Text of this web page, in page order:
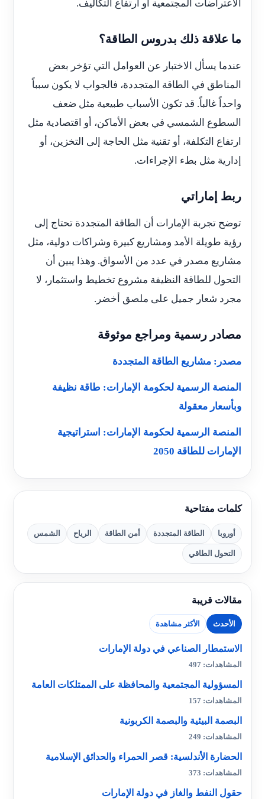
الاعتراضات المجتمعية أو ارتفاع التكاليف.
ما علاقة ذلك بدروس الطاقة؟
عندما يسأل الاختبار عن العوامل التي تؤخر بعض
المناطق في الطاقة المتجددة، فالجواب لا يكون سبباً
واحداً غالباً. قد تكون الأسباب طبيعية مثل ضعف
السطوع الشمسي في بعض الأماكن، أو اقتصادية مثل
ارتفاع التكلفة، أو تقنية مثل الحاجة إلى التخزين، أو
إدارية مثل بطء الإجراءات.
ربط إماراتي
توضح تجربة الإمارات أن الطاقة المتجددة تحتاج إلى
رؤية طويلة الأمد ومشاريع كبيرة وشراكات دولية، مثل
مشاريع مصدر في عدد من الأسواق. وهذا يبين أن
التحول للطاقة النظيفة مشروع تخطيط واستثمار، لا
مجرد شعار جميل على ملصق أخضر.
مصادر رسمية ومراجع موثوقة
مصدر: مشاريع الطاقة المتجددة
المنصة الرسمية لحكومة الإمارات: طاقة نظيفة
وبأسعار معقولة
المنصة الرسمية لحكومة الإمارات: استراتيجية
الإمارات للطاقة 2050
كلمات مفتاحية
أوروبا الطاقة المتجددة أمن الطاقة الرياح الشمس
التحول الطاقي
مقالات قريبة
الأحدث الأكثر مشاهدة
الاستمطار الصناعي في دولة الإمارات
المشاهدات: 497
المسؤولية المجتمعية والمحافظة على الممتلكات العامة
المشاهدات: 157
البصمة البيئية والبصمة الكربونية
المشاهدات: 249
الحضارة الأندلسية: قصر الحمراء والحدائق الإسلامية
المشاهدات: 373
حقول النفط والغاز في دولة الإمارات